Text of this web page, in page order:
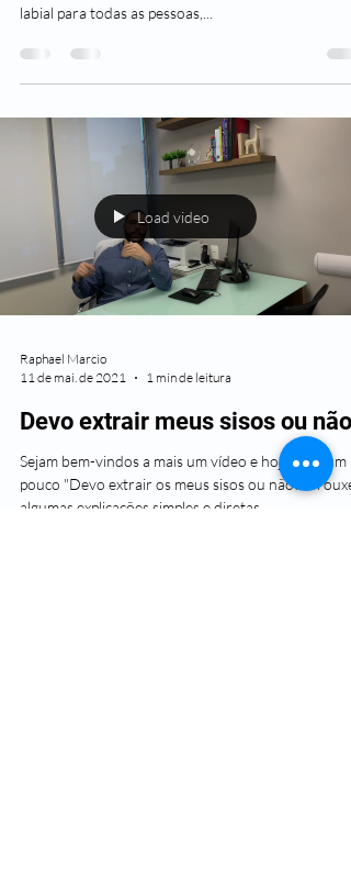
labial para todas as pessoas,...
Load video
Raphael Marcio
11 de mai. de 2021
1 min de leitura
Devo extrair meus sisos ou
Sejam bem-vindos a mais um vídeo e hoje direi um
pouco "Devo extrair os meus sisos ou não?". Trouxe
algumas explicações simples e diretas...